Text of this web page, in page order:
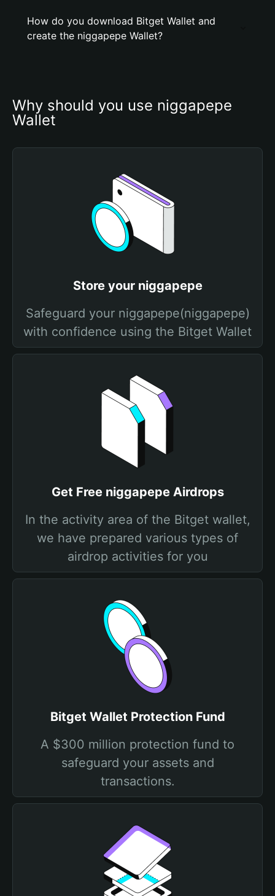
How do you download Bitget Wallet and
create the niggapepe Wallet?
Why should you use niggapepe
Wallet
Store your niggapepe
Safeguard your niggapepe(niggapepe)
with confidence using the Bitget Wallet
Get Free niggapepe Airdrops
In the activity area of the Bitget wallet,
we have prepared various types of
airdrop activities for you
Bitget Wallet Protection Fund
A $300 million protection fund to
safeguard your assets and
transactions.